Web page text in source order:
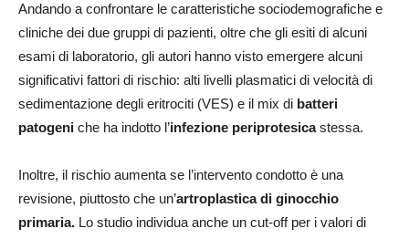
Andando a confrontare le caratteristiche sociodemografiche e
cliniche dei due gruppi di pazienti, oltre che gli esiti di alcuni
esami di laboratorio, gli autori hanno visto emergere alcuni
significativi fattori di rischio: alti livelli plasmatici di velocità di
sedimentazione degli eritrociti (VES) e il mix di batteri
patogeni che ha indotto l’infezione periprotesicastessa.
Inoltre, il rischio aumenta se l’intervento condotto è una
revisione, piuttosto che un’artroplastica di ginocchio
primaria. Lo studio individua anche un cut-off per i valori di